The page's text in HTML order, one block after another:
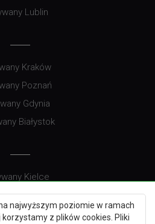
najwyższym poziomie w ramach
z plików cookies. Pliki
Lublin
Kraków
Poznań
Gdynia
Białystok
Kielce
Gdańsk
Toruń